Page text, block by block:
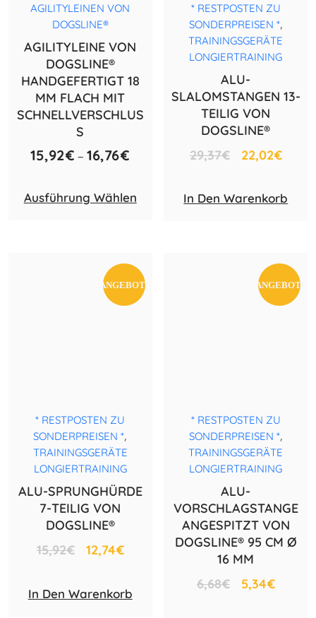
AGILITYLEINEN VON
DOGSLINE®
AGILITYLEINE VON
DOGSLINE®
HANDGEFERTIGT 18
MM FLACH MIT
SCHNELLVERSCHLUS
S
15,92€ –16,76€
Ausführung Wählen
* RESTPOSTEN ZU
SONDERPREISEN *,
TRAININGSGERÄTE
LONGIERTRAINING
ALU-
SLALOMSTANGEN 13-
TEILIG VON
DOGSLINE®
29,37€ 22,02€
In Den Warenkorb
ANGEBOT!
* RESTPOSTEN ZU
SONDERPREISEN *,
TRAININGSGERÄTE
LONGIERTRAINING
ALU-SPRUNGHÜRDE
7-TEILIG VON
DOGSLINE®
15,92€ 12,74€
In Den Warenkorb
ANGEBOT!
* RESTPOSTEN ZU
SONDERPREISEN *,
TRAININGSGERÄTE
LONGIERTRAINING
ALU-
VORSCHLAGSTANGE
ANGESPITZT VON
DOGSLINE® 95 CM Ø
16 MM
6,68€ 5,34€